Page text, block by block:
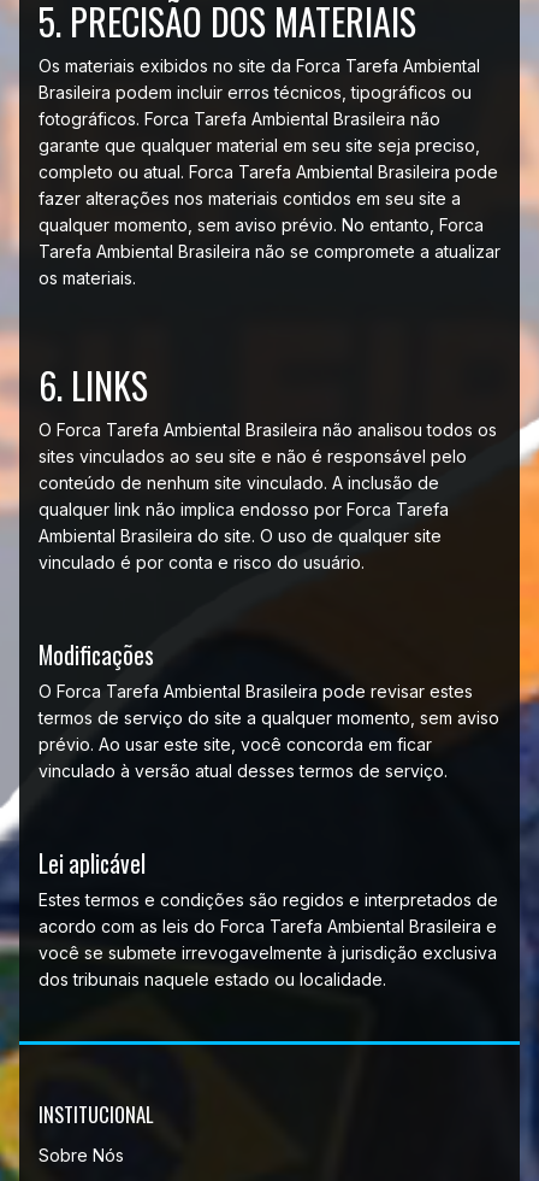
5. PRECISÃO DOS MATERIAIS
Os materiais exibidos no site da Forca Tarefa Ambiental
Brasileira podem incluir erros técnicos, tipográficos ou
fotográficos. Forca Tarefa Ambiental Brasileira não
garante que qualquer material em seu site seja preciso,
completo ou atual. Forca Tarefa Ambiental Brasileira pode
fazer alterações nos materiais contidos em seu site a
qualquer momento, sem aviso prévio. No entanto, Forca
Tarefa Ambiental Brasileira não se compromete a atualizar
os materiais.
6. LINKS
O Forca Tarefa Ambiental Brasileira não analisou todos os
sites vinculados ao seu site e não é responsável pelo
conteúdo de nenhum site vinculado. A inclusão de
qualquer link não implica endosso por Forca Tarefa
Ambiental Brasileira do site. O uso de qualquer site
vinculado é por conta e risco do usuário.
Modificações
O Forca Tarefa Ambiental Brasileira pode revisar estes
termos de serviço do site a qualquer momento, sem aviso
prévio. Ao usar este site, você concorda em ficar
vinculado à versão atual desses termos de serviço.
Lei aplicável
Estes termos e condições são regidos e interpretados de
acordo com as leis do Forca Tarefa Ambiental Brasileira e
você se submete irrevogavelmente à jurisdição exclusiva
dos tribunais naquele estado ou localidade.
INSTITUCIONAL
Sobre Nós